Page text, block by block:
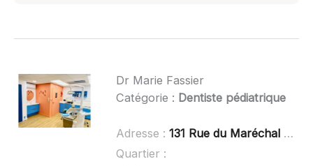
Dr Marie Fassier
Catégorie : Dentiste pédiatrique
Adresse : 131 Rue du Maréchal de Lattre de Tassigny, 68350 Brunstatt-Diden
Quartier :